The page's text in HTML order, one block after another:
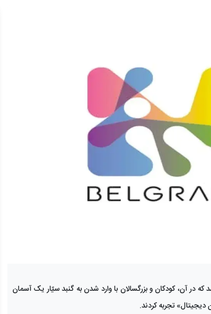
«سفر ستاره‌ای» در زمین بازی اکسپوی ۲۰۲۷ بلگرادبرگزار شد که در آن، کودکان و بزرگسالان با وارد شدن به گنبد سیّار یک آسمان
دیجیتال» تجربه کردند.